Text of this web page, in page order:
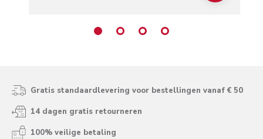
Gratis standaardlevering voor bestellingen vanaf € 50
14 dagen gratis retourneren
100% veilige betaling